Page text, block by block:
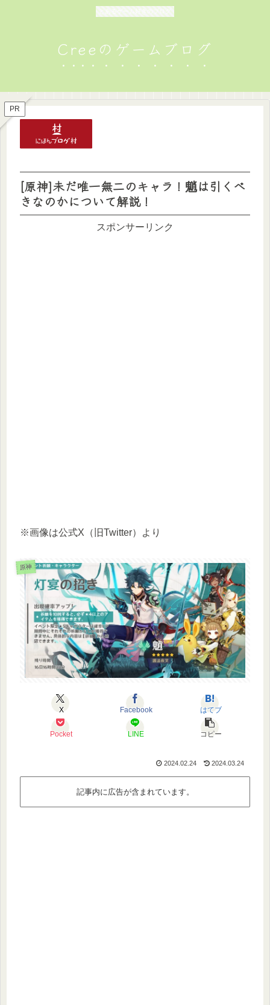
とあるゲーム好きのブログ
Creeのゲームブログ
PR
[原神]未だ唯一無二のキャラ！魈は引くべ
きなのかについて解説！
スポンサーリンク
※画像は公式X（旧Twitter）より
原神
X Facebook はてブ
Pocket LINE コピー
2024.02.24 2024.03.24
記事内に広告が含まれています。